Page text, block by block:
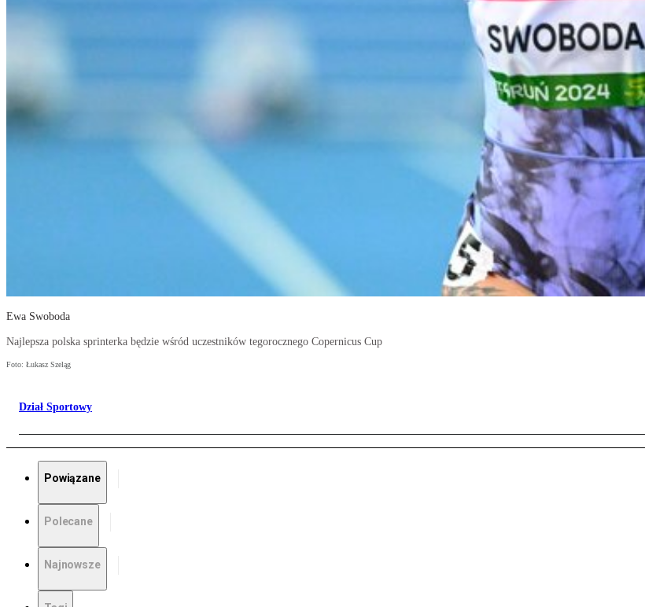
Ewa Swoboda
Najlepsza polska sprinterka będzie wśród uczestników tegorocznego Copernicus Cup
Foto: Łukasz Szeląg
Dział Sportowy
Powiązane
Polecane
Najnowsze